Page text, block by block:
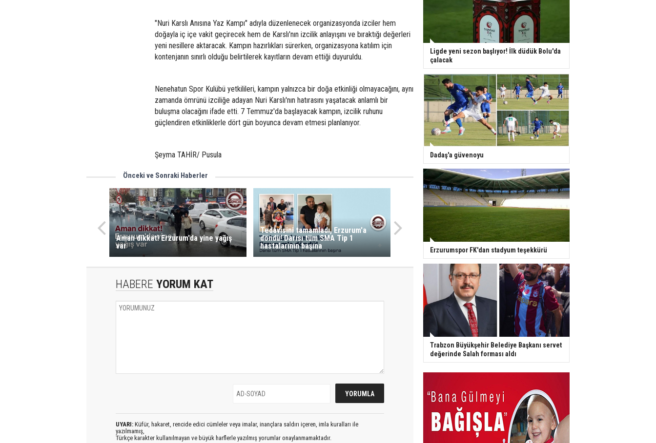
"Nuri Karslı Anısına Yaz Kampı" adıyla düzenlenecek organizasyonda izciler hem
doğayla iç içe vakit geçirecek hem de Karslı'nın izcilik anlayışını ve bıraktığı değerleri
yeni nesillere aktaracak. Kampın hazırlıkları sürerken, organizasyona katılım için
kontenjanın sınırlı olduğu belirtilerek kayıtların devam ettiği duyuruldu.
Nenehatun Spor Kulübü yetkilileri, kampın yalnızca bir doğa etkinliği olmayacağını, aynı
zamanda ömrünü izciliğe adayan Nuri Karslı'nın hatırasını yaşatacak anlamlı bir
buluşma olacağını ifade etti. 7 Temmuz'da başlayacak kampın, izcilik ruhunu
güçlendiren etkinliklerle dört gün boyunca devam etmesi planlanıyor.
Şeyma TAHİR/ Pusula
Önceki ve Sonraki Haberler
Aman dikkat! Erzurum'da yine yağış
var
Tedavisini tamamladı, Erzurum'a
döndü! Darısı tüm SMA Tip 1
hastalarının başına
HABERE YORUM KAT
UYARI: Küfür, hakaret, rencide edici cümleler veya imalar, inançlara saldırı içeren, imla kuralları ile
yazılmamış,
Türkçe karakter kullanılmayan ve büyük harflerle yazılmış yorumlar onaylanmamaktadır.
Ligde yeni sezon başlıyor! İlk düdük Bolu'da
çalacak
Dadaş'a güvenoyu
Erzurumspor FK'dan stadyum teşekkürü
Trabzon Büyükşehir Belediye Başkanı servet
değerinde Salah forması aldı